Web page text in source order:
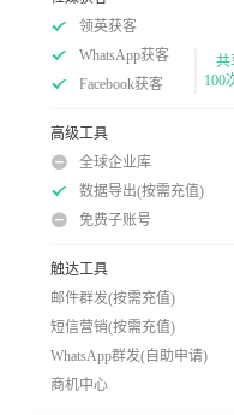
领英获客
WhatsApp获客
Facebook获客
共
100
高级工具
全球企业库
数据导出(按需充值)
免费子账号
触达工具
邮件群发(按需充值)
短信营销(按需充值)
WhatsApp群发(自助申请)
商机中心